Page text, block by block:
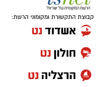
קבוצת התקשורת ומקומוני הרשת: